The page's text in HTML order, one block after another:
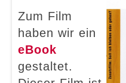
Zum Film
haben wir ein
eBook
gestaltet.